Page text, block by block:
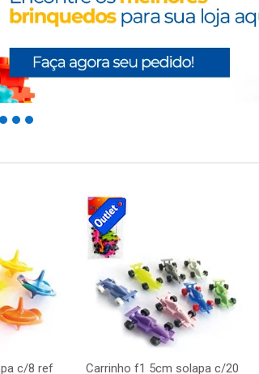
c/8 ref
Carrinho f1 5cm solapa c/20